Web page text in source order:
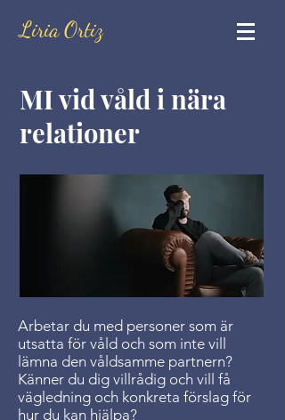
Liria Ortiz
MI vid våld i nära
relationer
Arbetar du med personer som är
utsatta för våld och som inte vill
lämna den våldsamme partnern?
Känner du dig villrådig och vill få
vägledning och konkreta förslag för
hur du kan hjälpa?